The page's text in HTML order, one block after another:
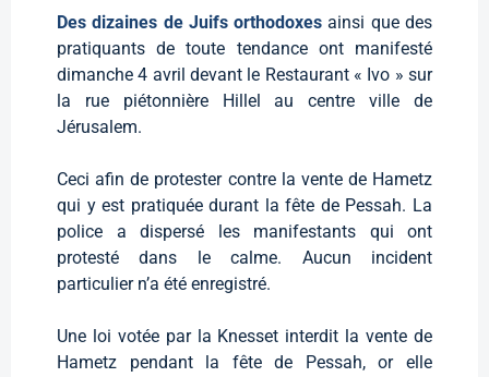
Des dizaines de Juifs orthodoxesainsi que des
pratiquants de toute tendance ont manifesté
dimanche 4 avril devant le Restaurant « Ivo » sur
la rue piétonnière Hillel au centre ville de
Jérusalem.
Ceci afin de protester contre la vente de Hametz
qui y est pratiquée durant la fête de Pessah. La
police a dispersé les manifestants qui ont
protesté dans le calme. Aucun incident
particulier n’a été enregistré.
Une loi votée par la Knesset interdit la vente de
Hametz pendant la fête de Pessah, or elle